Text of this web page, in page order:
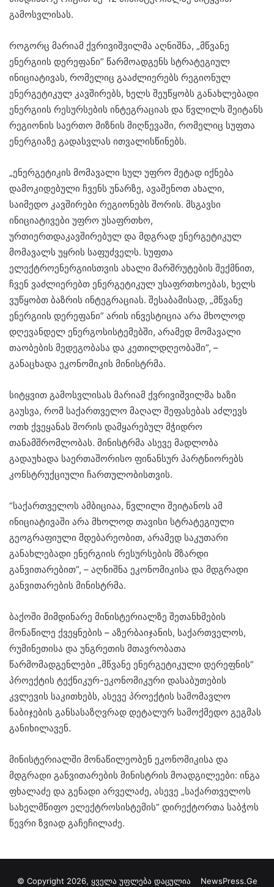
გამოსვლისას.
როგორც მარიამ ქვრივიშვილმა აღნიშნა, „მწვანე
ენერგიის დერეფანი” წარმოადგენს სტრატეგიულ
ინიციატივას, რომელიც გააძლიერებს რეგიონულ
ენერგეტიკულ კავშირებს, ხელს შეუწყობს განახლებადი
ენერგიის რესურსების ინტეგრაციას და წვლილს შეიტანს
რეგიონის საერთო მიზნის მიღწევაში, რომელიც სუფთა
ენერგიაზე გადასვლას ითვალისწინებს.
„ენერგეტიკის მომავალი სულ უფრო მეტად იქნება
დამოკიდებული ჩვენს უნარზე, ავაშენოთ ახალი,
საიმედო კავშირები რეგიონებს შორის. მსგავსი
ინიციატივები უფრო უსაფრთხო,
ურთიერთდაკავშირებულ და მდგრად ენერგეტიკულ
მომავალს უყრის საფუძველს. სუფთა
ელექტროენერგიისთვის ახალი მარშრუტების შექმნით,
ჩვენ ვაძლიერებთ ენერგეტიკულ უსაფრთხოებას, ხელს
ვუწყობთ ბაზრის ინტეგრაციას. შესაბამისად, „მწვანე
ენერგიის დერეფანი” არის ინვესტიცია არა მხოლოდ
დღევანდელ ენერგოსისტემებში, არამედ მომავალი
თაობების მედეგობასა და კეთილდღეობაში”, –
განაცხადა ეკონომიკის მინისტრმა.
სიტყვით გამოსვლისას მარიამ ქვრივიშვილმა ხაზი
გაუსვა, რომ საქართველო მაღალ შეფასებას აძლევს
ოთხ ქვეყანას შორის დამყარებულ მჭიდრო
თანამშრომლობას. მინისტრმა ასევე მადლობა
გადაუხადა საერთაშორისო ფინანსურ პარტნიორებს
კონსტრუქციული ჩართულობისთვის.
“საქართველოს ამბიციაა, წვლილი შეიტანოს ამ
ინიციატივაში არა მხოლოდ თავისი სტრატეგიული
გეოგრაფიული მდებარეობით, არამედ საკუთარი
განახლებადი ენერგიის რესურსების მზარდი
განვითარებით”, – აღნიშნა ეკონომიკისა და მდგრადი
განვითარების მინისტრმა.
ბაქოში მიმდინარე მინისტერიალზე შეთანხმების
მონაწილე ქვეყნების – აზერბაიჯანის, საქართველოს,
რუმინეთისა და უნგრეთის მთავრობათა
წარმომადგენლები „მწვანე ენერგეტიკული დერეფნის”
პროექტის ტექნიკურ-ეკონომიკური დასაბუთების
კვლევის საკითხებს, ასევე პროექტის სამომავლო
ნაბიჯების განსასაზღვრად დეტალურ სამოქმედო გეგმას
განიხილავენ.
მინისტერიალში მონაწილეობენ ეკონომიკისა და
მდგრადი განვითარების მინისტრის მოადგილეები: ინგა
ფხალაძე და გენადი არველაძე, ასევე „საქართველოს
სახელმწიფო ელექტროსისტემის” დირექტორთა საბჭოს
წევრი ზვიად გაჩეჩილაძე.
© Copyright 2026, ყველა უფლება დაცულია NewsPress.Ge